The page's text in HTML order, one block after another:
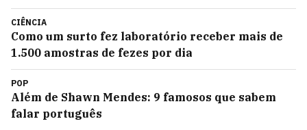
CIÊNCIA
Como um surto fez laboratório receber mais de
1.500 amostras de fezes por dia
POP
Além de Shawn Mendes: 9 famosos que sabem
falar português